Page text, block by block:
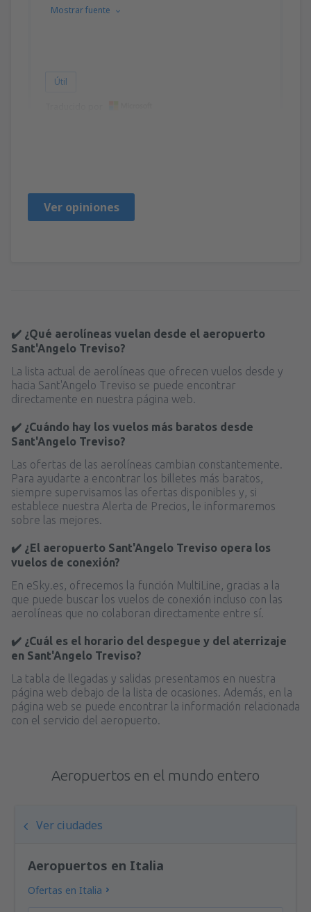
Mostrar fuente
Útil
Ver opiniones
✔️ ¿Qué aerolíneas vuelan desde el aeropuerto
Sant'Angelo Treviso?
La lista actual de aerolíneas que ofrecen vuelos desde y
hacia Sant'Angelo Treviso se puede encontrar
directamente en nuestra página web.
✔️ ¿Cuándo hay los vuelos más baratos desde
Sant'Angelo Treviso?
Las ofertas de las aerolíneas cambian constantemente.
Para ayudarte a encontrar los billetes más baratos,
siempre supervisamos las ofertas disponibles y, si
establece nuestra Alerta de Precios, le informaremos
sobre las mejores.
✔️ ¿El aeropuerto Sant'Angelo Treviso opera los
vuelos de conexión?
En eSky.es, ofrecemos la función MultiLine, gracias a la
que puede buscar los vuelos de conexión incluso con las
aerolíneas que no colaboran directamente entre sí.
✔️ ¿Cuál es el horario del despegue y del aterrizaje
en Sant'Angelo Treviso?
La tabla de llegadas y salidas presentamos en nuestra
página web debajo de la lista de ocasiones. Además, en la
página web se puede encontrar la información relacionada
con el servicio del aeropuerto.
Aeropuertos en el mundo entero
Ver ciudades
Aeropuertos en Italia
Ofertas en Italia